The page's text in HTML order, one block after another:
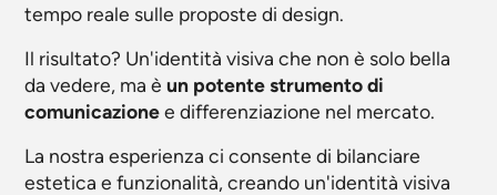
tempo reale sulle proposte di design.
Il risultato? Un'identità visiva che non è solo bella
da vedere, ma èun potente strumento di
comunicazionee differenziazione nel mercato.
La nostra esperienza ci consente di bilanciare
estetica e funzionalità, creando un'identità visiva